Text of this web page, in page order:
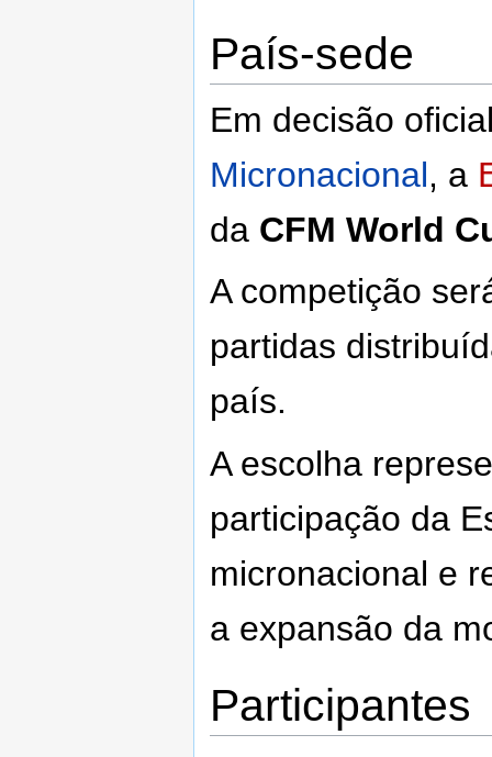
País-sede
Em decisão
Micronacional, a
da CFM World
A competição
partidas
país.
A escolha
participação da
micronacional e
a expansão da
Participantes